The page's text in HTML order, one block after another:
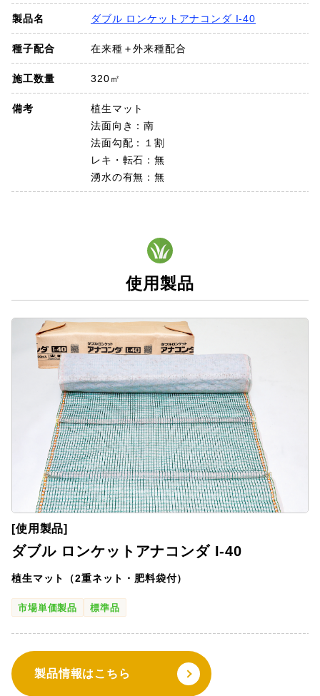
お問い合わせ
製品名 ダブル ロンケットアナコンダ I-40
種子配合 在来種＋外来種配合
施工数量 320㎡
備考
植生マット
法面向き：南
法面勾配：１割
レキ・転石：無
湧水の有無：無
使用製品
[使用製品]
ダブル ロンケットアナコンダ I-40
植生マット（2重ネット・肥料袋付）
市場単価製品 標準品
製品情報はこちら